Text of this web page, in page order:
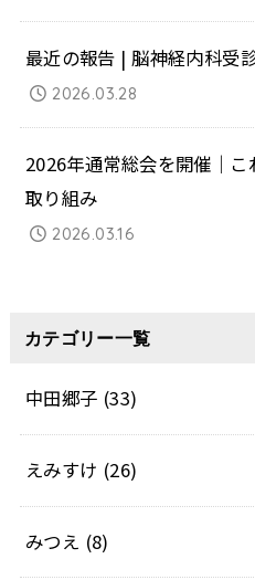
最近の報告 | 脳神経内科受
2026.03.28
2026年通常総会を開催｜
取り組み
2026.03.16
カテゴリー一覧
中田郷子 (33)
えみすけ (26)
みつえ (8)